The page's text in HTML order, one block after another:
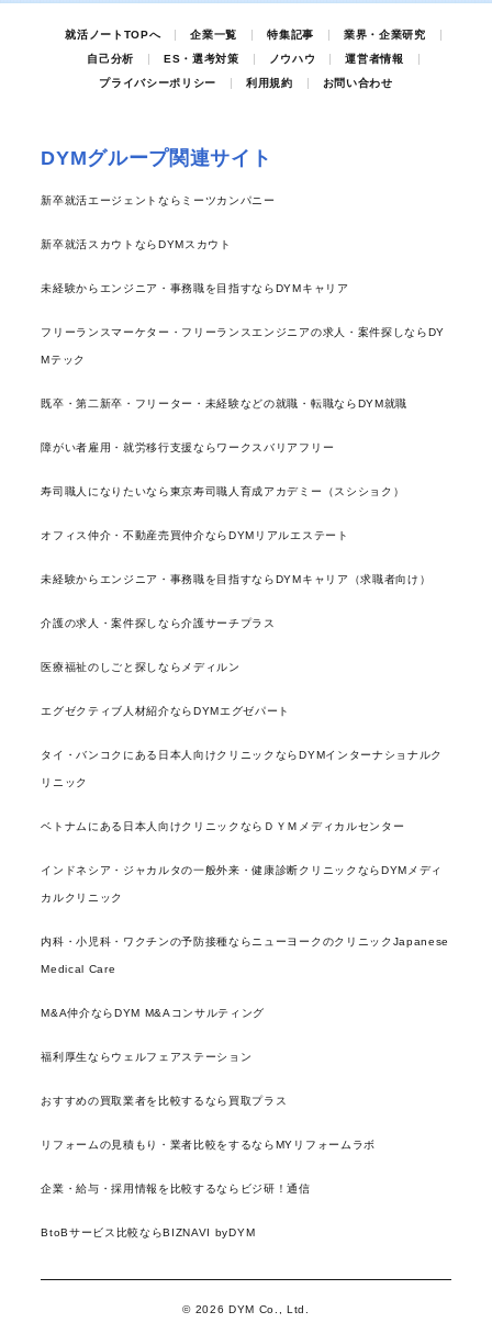
就活ノートTOPへ 企業一覧 特集記事
業界・企業研究
自己分析
ES・選考対策 ノウハウ
運営者情報
プライバシーポリシー
利用規約 お問い合わせ
DYMグループ関連サイト
新卒就活エージェントならミーツカンパニー
新卒就活スカウトならDYMスカウト
未経験からエンジニア・事務職を目指すならDYMキャリア
フリーランスマーケター・フリーランスエンジニアの求人・案件探しならDY
Mテック
既卒・第二新卒・フリーター・未経験などの就職・転職ならDYM就職
障がい者雇用・就労移行支援ならワークスバリアフリー
寿司職人になりたいなら東京寿司職人育成アカデミー（スシショク）
オフィス仲介・不動産売買仲介ならDYMリアルエステート
未経験からエンジニア・事務職を目指すならDYMキャリア（求職者向け）
介護の求人・案件探しなら介護サーチプラス
医療福祉のしごと探しならメディルン
エグゼクティブ人材紹介ならDYMエグゼパート
タイ・バンコクにある日本人向けクリニックならDYMインターナショナルク
リニック
ベトナムにある日本人向けクリニックならＤＹＭメディカルセンター
インドネシア・ジャカルタの一般外来・健康診断クリニックならDYMメディ
カルクリニック
内科・小児科・ワクチンの予防接種ならニューヨークのクリニックJapanese
Medical Care
M&A仲介ならDYM M&Aコンサルティング
福利厚生ならウェルフェアステーション
おすすめの買取業者を比較するなら買取プラス
リフォームの見積もり・業者比較をするならMYリフォームラボ
企業・給与・採用情報を比較するならビジ研！通信
BtoBサービス比較ならBIZNAVI byDYM
© 2026 DYM Co., Ltd.